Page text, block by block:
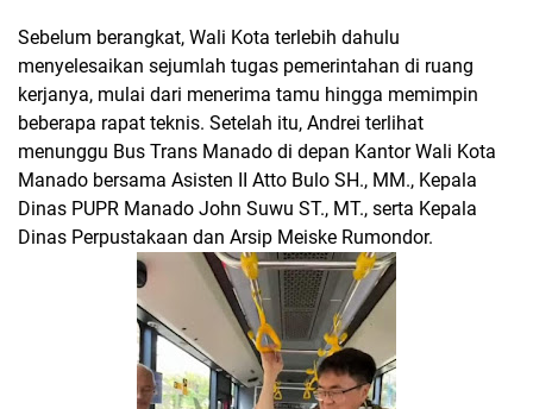
Sebelum berangkat, Wali Kota terlebih dahulu
menyelesaikan sejumlah tugas pemerintahan di ruang
kerjanya, mulai dari menerima tamu hingga memimpin
beberapa rapat teknis. Setelah itu, Andrei terlihat
menunggu Bus Trans Manado di depan Kantor Wali Kota
Manado bersama Asisten II Atto Bulo SH., MM., Kepala
Dinas PUPR Manado John Suwu ST., MT., serta Kepala
Dinas Perpustakaan dan Arsip Meiske Rumondor.